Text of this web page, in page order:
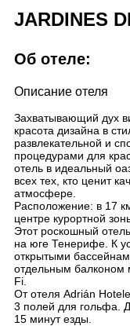
JARDINES
Об отеле:
Описание отеля
Захватывающий дух
красота дизайна в
развлекательной и
процедурами для
отель в идеальный
всех тех, кто ценит
атмосфере.
Расположение: в 17
центре курортной
Этот роскошный
на юге Тенерифе. К
открытыми
отдельным балконом
Fi.
От отеля Adrián
3 полей для гольфа.
15 минут езды.